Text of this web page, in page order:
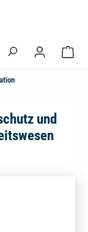
und